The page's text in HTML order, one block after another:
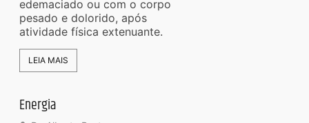
edemaciado ou com o corpo
pesado e dolorido, após
atividade física extenuante.
LEIA MAIS
Energia